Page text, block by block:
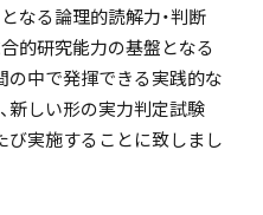
なる論理的読解力・判断
的研究能力の基盤となる
の中で発揮できる実践的な
新しい形の実力判定試験
び実施することに致しまし